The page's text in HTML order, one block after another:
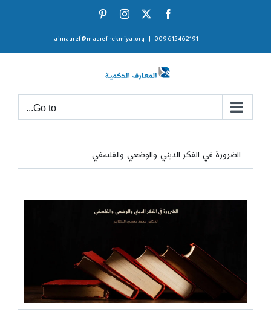
Facebook
X
Instagram
009615462191
almaaref@maarefhekmiya.org
Go to...
الضرورة في الفكر الديني والوضعي والفلسفي